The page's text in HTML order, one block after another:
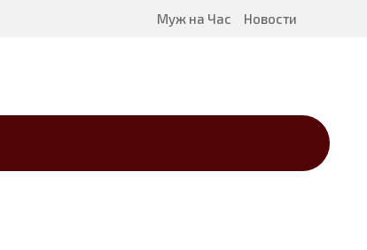
Муж на Час Новости